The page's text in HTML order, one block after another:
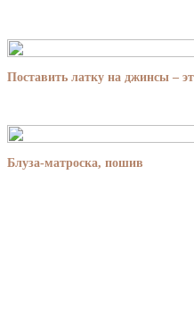
Поставить латку на джинсы –
Блуза-матроска, пошив